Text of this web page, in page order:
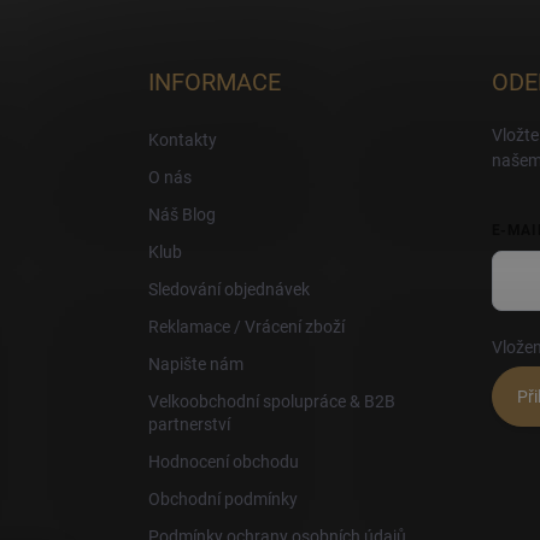
INFORMACE
Kontakty
O nás
Náš Blog
Klub
Sledování objednávek
Reklamace / Vrácení zboží
Napište nám
Velkoobchodní spolupráce & B2B
partnerství
Hodnocení obchodu
Obchodní podmínky